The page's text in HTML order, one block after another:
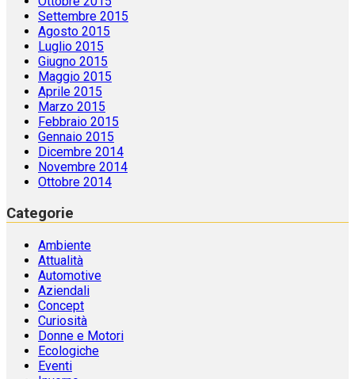
Settembre 2015
Agosto 2015
Luglio 2015
Giugno 2015
Maggio 2015
Aprile 2015
Marzo 2015
Febbraio 2015
Gennaio 2015
Dicembre 2014
Novembre 2014
Ottobre 2014
Categorie
Ambiente
Attualità
Automotive
Aziendali
Concept
Curiosità
Donne e Motori
Ecologiche
Eventi